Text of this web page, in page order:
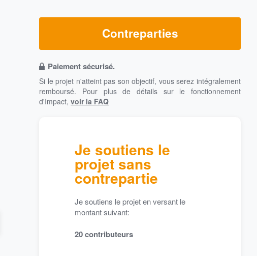
Contreparties
Paiement sécurisé.
Si le projet n'atteint pas son objectif, vous serez intégralement
remboursé. Pour plus de détails sur le fonctionnement
d'Impact,voir la FAQ
Je soutiens le
projet sans
contrepartie
Je soutiens le projet en versant le
montant suivant:
20contributeurs